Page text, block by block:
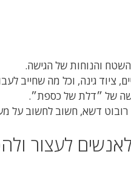
והנוחות של הגישה.
ציוד גינה, וכל מה שחייב
של ״דלת של כספת״.
רובוט דשא, חשוב לחשוב על